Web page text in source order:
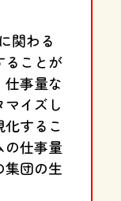
関わる
ることが
事量な
イズし
するこ
の仕事量
集団の生